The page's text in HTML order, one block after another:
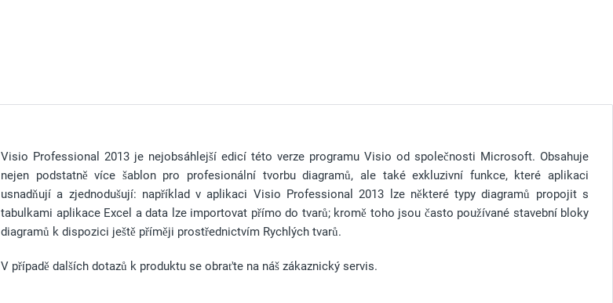
Visio Professional 2013 je nejobsáhlejší edicí této verze programu Visio od společnosti Microsoft. Obsahuje
nejen podstatně více šablon pro profesionální tvorbu diagramů, ale také exkluzivní funkce, které aplikaci
usnadňují a zjednodušují: například v aplikaci Visio Professional 2013 lze některé typy diagramů propojit s
tabulkami aplikace Excel a data lze importovat přímo do tvarů; kromě toho jsou často používané stavební bloky
diagramů k dispozici ještě příměji prostřednictvím Rychlých tvarů.
V případě dalších dotazů k produktu se obraťte na náš zákaznický servis.